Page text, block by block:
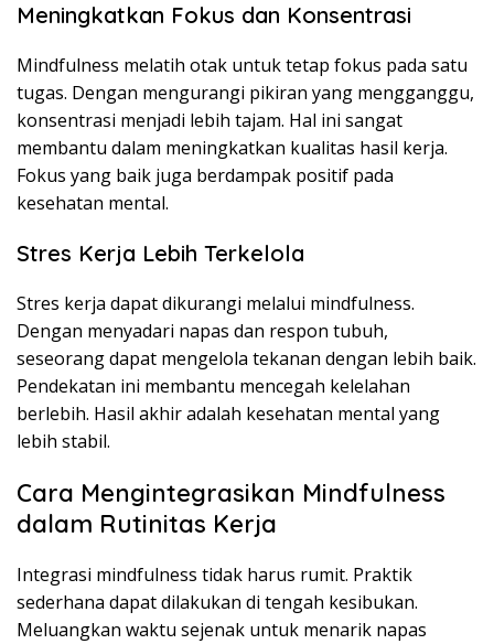
Meningkatkan Fokus dan Konsentrasi
Mindfulness melatih otak untuk tetap fokus pada satu
tugas. Dengan mengurangi pikiran yang mengganggu,
konsentrasi menjadi lebih tajam. Hal ini sangat
membantu dalam meningkatkan kualitas hasil kerja.
Fokus yang baik juga berdampak positif pada
kesehatan mental.
Stres Kerja Lebih Terkelola
Stres kerja dapat dikurangi melalui mindfulness.
Dengan menyadari napas dan respon tubuh,
seseorang dapat mengelola tekanan dengan lebih baik.
Pendekatan ini membantu mencegah kelelahan
berlebih. Hasil akhir adalah kesehatan mental yang
lebih stabil.
Cara Mengintegrasikan Mindfulness
dalam Rutinitas Kerja
Integrasi mindfulness tidak harus rumit. Praktik
sederhana dapat dilakukan di tengah kesibukan.
Meluangkan waktu sejenak untuk menarik napas